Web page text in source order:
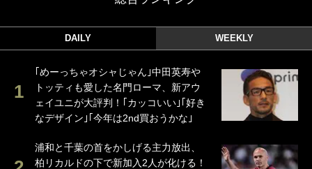
DAILY WEEKLY
｢めーっちゃオシャじゃん｣中田英寿や
トッティも愛した名門ローマ、新アウ
ェイユニが大評判！｢カッコいい｣｢好き
なデザイン｣｢今年は2nd買おうかな｣
浦和と千葉の首をかしげる主力放出、
柏リカルドの下で新加入2人が化ける！